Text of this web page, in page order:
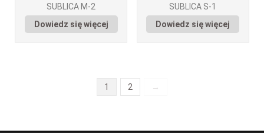
SUBLICA M-2
Dowiedz się więcej
SUBLICA S-1
Dowiedz się więcej
1 2 →